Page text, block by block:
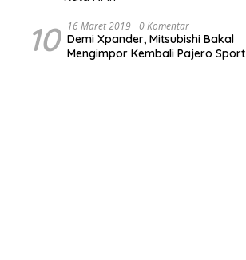
10 16 Maret 2019 0 Komentar
Demi Xpander, Mitsubishi Bakal
Mengimpor Kembali Pajero Sport